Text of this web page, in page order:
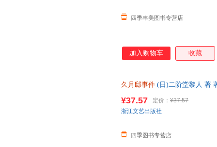
四季丰美图书专营店
加入购物车 收藏
久月邸事件 (日)二阶堂黎人 著
¥37.57 定价： ¥37.57
四季图书专营店
浙江文艺出版社